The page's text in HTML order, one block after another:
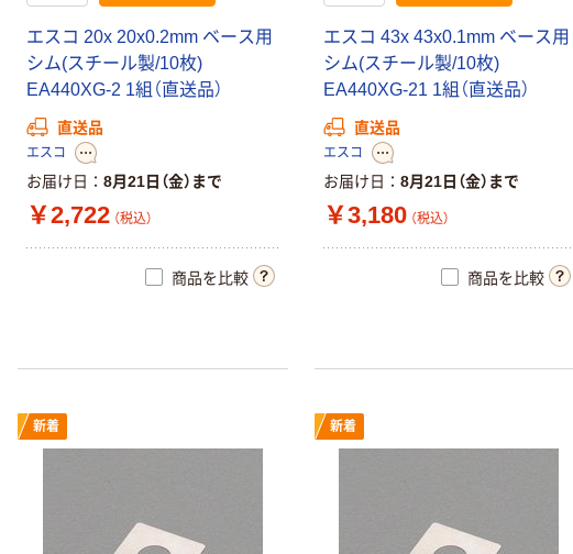
エスコ 20x 20x0.2mm ベース用
シム(スチール製/10枚)
EA440XG-2 1組（直送品）
直送品
エスコ
お届け日 8月21日（金）まで
￥2,722 （税込）
商品を比較
エスコ 43x 43x0.1mm ベース用
シム(スチール製/10枚)
EA440XG-21 1組（直送品）
直送品
エスコ
お届け日 8月21日（金）まで
￥3,180 （税込）
商品を比較
新着 新着